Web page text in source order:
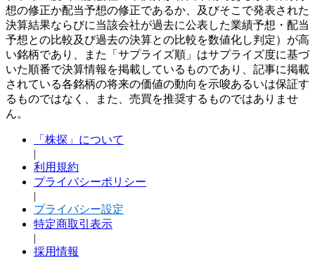
想の修正か配当予想の修正であるか、及びそこで発表された
決算結果ならびに当該会社が過去に公表した業績予想・配当
予想との比較及び過去の決算との比較を数値化し判定）が高
い銘柄であり、また「サプライズ順」はサプライズ度に基づ
いた順番で決算情報を掲載しているものであり、記事に掲載
されている各銘柄の将来の価値の動向を示唆あるいは保証す
るものではなく、また、売買を推奨するものではありませ
ん。
「株探」について
|
利用規約
プライバシーポリシー
|
プライバシー設定
特定商取引表示
|
採用情報